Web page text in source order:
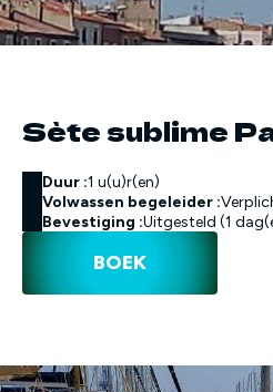
Sète sublime
Duur :1 u(u)r(en)
Volwassen begeleider :
Bevestiging :Uitgesteld (1
BOEK